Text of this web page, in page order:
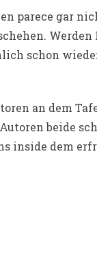
parece gar
Werden
schon
an dem
beide
inside dem